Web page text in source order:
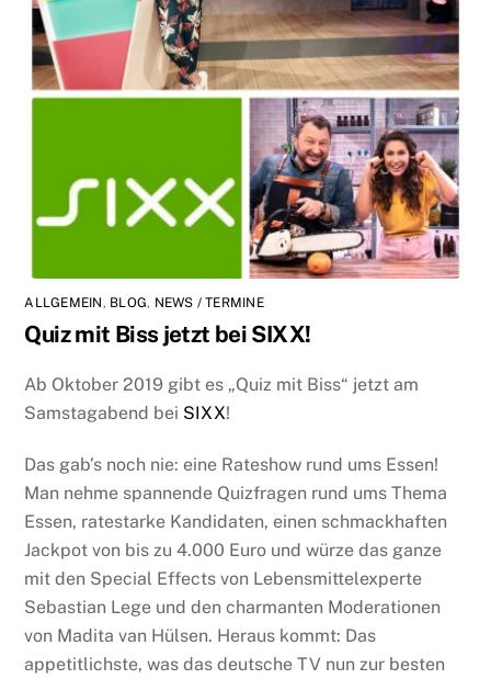
ALLGEMEIN, BLOG, NEWS / TERMINE
Quiz mit Biss jetzt bei SIXX!
Ab Oktober 2019 gibt es „Quiz mit Biss“ jetzt am
Samstagabend bei SIXX!
Das gab’s noch nie: eine Rateshow rund ums Essen!
Man nehme spannende Quizfragen rund ums Thema
Essen, ratestarke Kandidaten, einen schmackhaften
Jackpot von bis zu 4.000 Euro und würze das ganze
mit den Special Effects von Lebensmittelexperte
Sebastian Lege und den charmanten Moderationen
von Madita van Hülsen. Heraus kommt: Das
appetitlichste, was das deutsche TV nun zur besten